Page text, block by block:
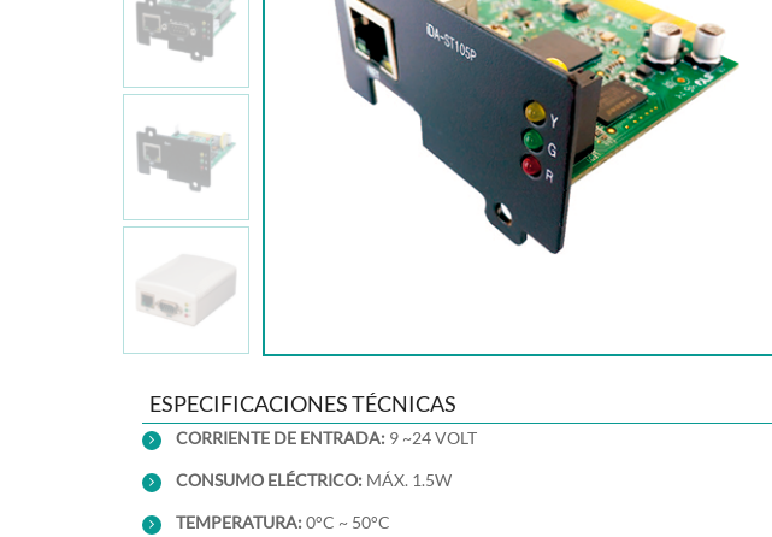
ESPECIFICACIONES TÉCNICAS
CORRIENTE DE ENTRADA: 9 ~24 VOLT
CONSUMO ELÉCTRICO: MÁX. 1.5W
TEMPERATURA: 0°C ~ 50°C